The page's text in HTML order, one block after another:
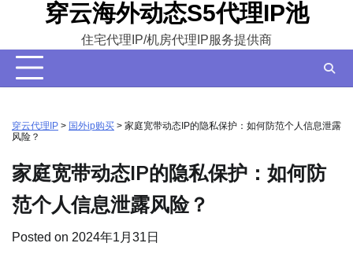
content
穿云海外动态S5代理IP池
住宅代理IP/机房代理IP服务提供商
穿云代理IP > 国外ip购买 > 家庭宽带动态IP的隐私保护：如何防范个人信息泄露
风险？
家庭宽带动态IP的隐私保护：如何防
范个人信息泄露风险？
Posted on 2024年1月31日